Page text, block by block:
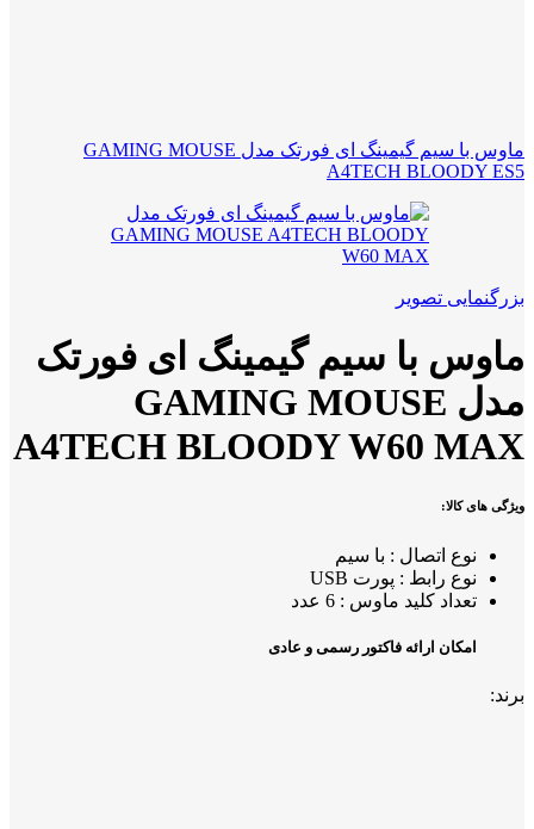
ماوس با سیم گیمینگ ای فورتک مدل GAMING MOUSE
A4TECH BLOODY ES5
بزرگنمایی تصویر
ماوس با سیم گیمینگ ای فورتک
مدل GAMING MOUSE
A4TECH BLOODY W60 MAX
ویژگی های کالا:
نوع اتصال : با سیم
نوع رابط : پورت USB
تعداد کلید ماوس : 6 عدد
امکان ارائه فاکتور رسمی و عادی
برند: